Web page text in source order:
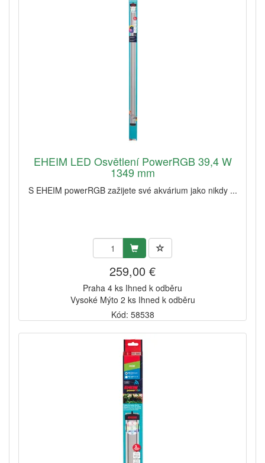
EHEIM LED Osvětlení PowerRGB 39,4 W
1349 mm
S EHEIM powerRGB zažijete své akvárium jako nikdy ...
259,00 €
Praha 4 ks Ihned k odběru
Vysoké Mýto 2 ks Ihned k odběru
Kód: 58538